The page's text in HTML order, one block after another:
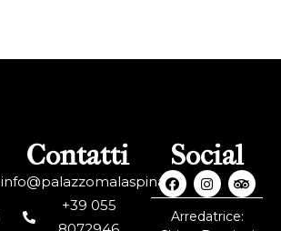
Contatti
info@palazzomalaspina.it
+39 055
Social
Arredatrice: